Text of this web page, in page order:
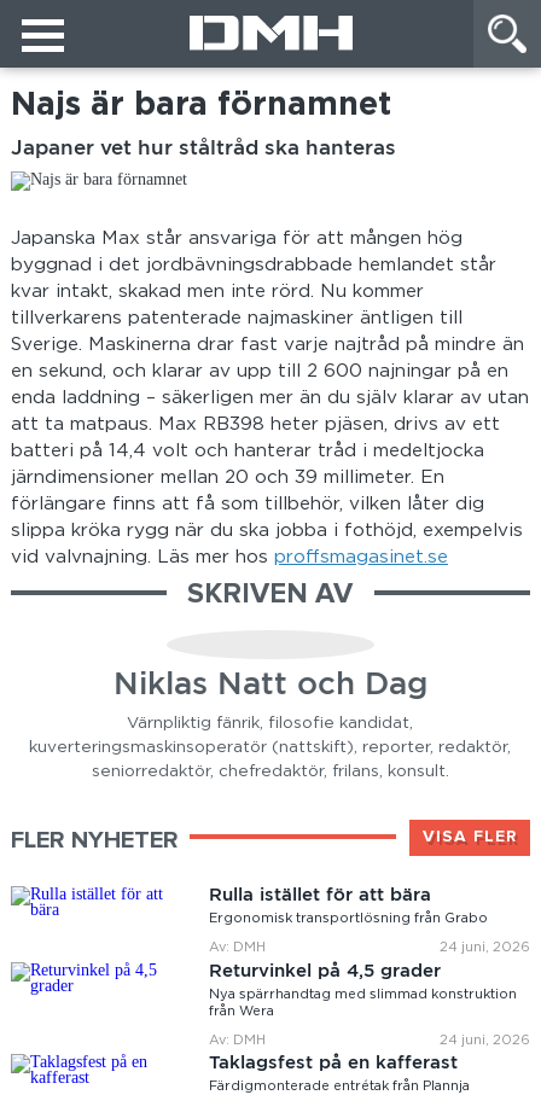
Najs är bara förnamnet
Japaner vet hur ståltråd ska hanteras
Japanska Max står ansvariga för att mången hög
byggnad i det jordbävningsdrabbade hemlandet står
kvar intakt, skakad men inte rörd. Nu kommer
tillverkarens patenterade najmaskiner äntligen till
Sverige. Maskinerna drar fast varje najtråd på mindre än
en sekund, och klarar av upp till 2 600 najningar på en
enda laddning – säkerligen mer än du själv klarar av utan
att ta matpaus. Max RB398 heter pjäsen, drivs av ett
batteri på 14,4 volt och hanterar tråd i medeltjocka
järndimensioner mellan 20 och 39 millimeter. En
förlängare finns att få som tillbehör, vilken låter dig
slippa kröka rygg när du ska jobba i fothöjd, exempelvis
vid valvnajning. Läs mer hos proffsmagasinet.se
SKRIVEN AV
Niklas Natt och Dag
Värnpliktig fänrik, filosofie kandidat,
kuverteringsmaskinsoperatör (nattskift), reporter, redaktör,
seniorredaktör, chefredaktör, frilans, konsult.
FLER NYHETER VISA FLER
Rulla istället för att bära
Ergonomisk transportlösning från Grabo
Av: DMH 24 juni, 2026
Returvinkel på 4,5 grader
Nya spärrhandtag med slimmad konstruktion
från Wera
Av: DMH 24 juni, 2026
Taklagsfest på en kafferast
Färdigmonterade entrétak från Plannja